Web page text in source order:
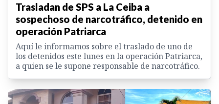
Trasladan de SPS a La Ceiba a
sospechoso de narcotráfico, detenido en
operación Patriarca
Aquí le informamos sobre el traslado de uno de
los detenidos este lunes en la operación Patriarca,
a quien se le supone responsable de narcotráfico.